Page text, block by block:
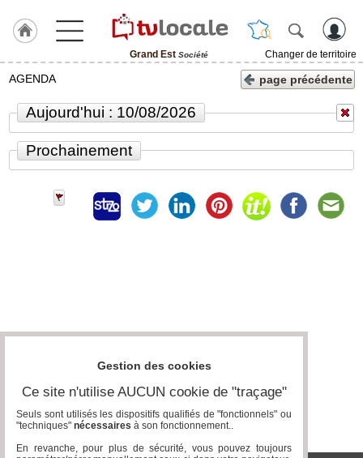
Grand Est Société
Changer de territoire
J'adhère
ACCUEIL
Grand
Est
du
groupe
AGENDA page précédente
Aujourd'hui : 10/08/2026
Prochainement
Gestion des cookies
Ce site n'utilise AUCUN cookie de "traçage"
Seuls sont utilisés les dispositifs qualifiés de "fonctionnels" ou
"techniques" nécessaires à son fonctionnement..
En revanche, pour plus de sécurité, vous pouvez toujours